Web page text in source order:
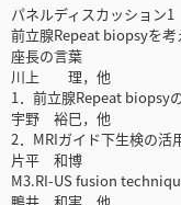
パネルディスカッション1
前立腺Repeat biopsyを考
座長の言葉
川上 理，他
1．前立腺Repeat biopsy
宇野 裕巳，他
2．MRIガイド下生検の活
片平 和博
M3.RI-US fusion